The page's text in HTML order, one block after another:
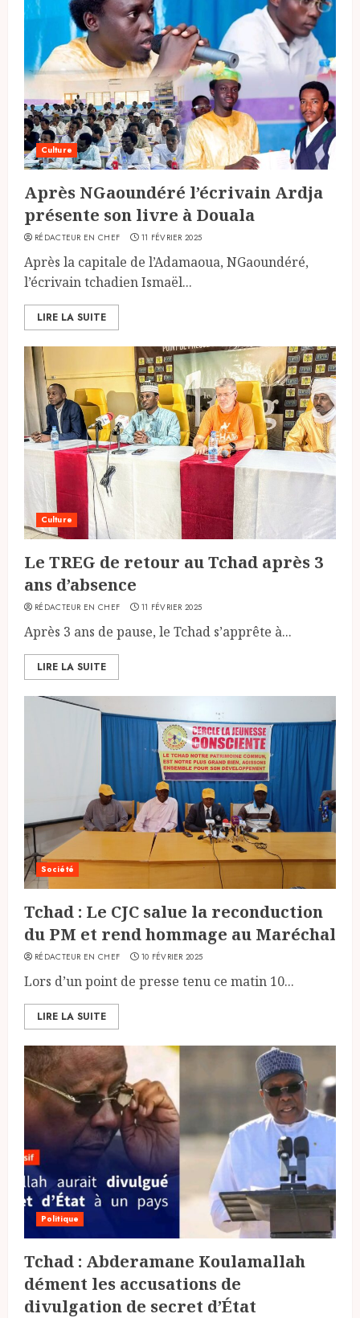
Culture
Après NGaoundéré l’écrivain Ardja
présente son livre à Douala
RÉDACTEUR EN CHEF 11 FÉVRIER 2025
Après la capitale de l’Adamaoua, NGaoundéré,
l’écrivain tchadien Ismaël...
LIRE LA SUITE
Culture
Le TREG de retour au Tchad après 3
ans d’absence
RÉDACTEUR EN CHEF 11 FÉVRIER 2025
Après 3 ans de pause, le Tchad s’apprête à...
LIRE LA SUITE
Société
Tchad : Le CJC salue la reconduction
du PM et rend hommage au Maréchal
RÉDACTEUR EN CHEF 10 FÉVRIER 2025
Lors d’un point de presse tenu ce matin 10...
LIRE LA SUITE
Politique
Tchad : Abderamane Koulamallah
dément les accusations de
divulgation de secret d’État